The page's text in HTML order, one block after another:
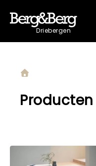
Driebergen
Producten